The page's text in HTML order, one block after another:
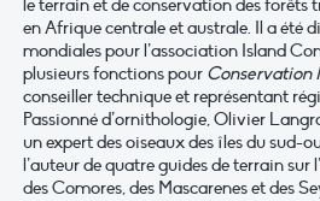
le terrain et de conservation des forêts
en Afrique centrale et australe. Il a été
mondiales pour l’association Island
plusieurs fonctions pour Conservation
conseiller technique et représentant
Passionné d’ornithologie, Olivier
un expert des oiseaux des îles du sud-
l’auteur de quatre guides de terrain sur
des Comores, des Mascarenes et des